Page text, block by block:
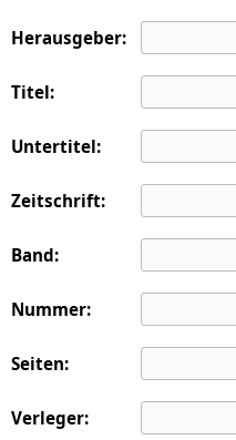
Herausgeber:
Titel:
Untertitel:
Zeitschrift:
Band:
Nummer:
Seiten:
Verleger: